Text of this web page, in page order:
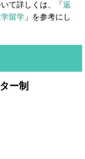
て詳しくは、「返
留学 」を参考にし
ー制